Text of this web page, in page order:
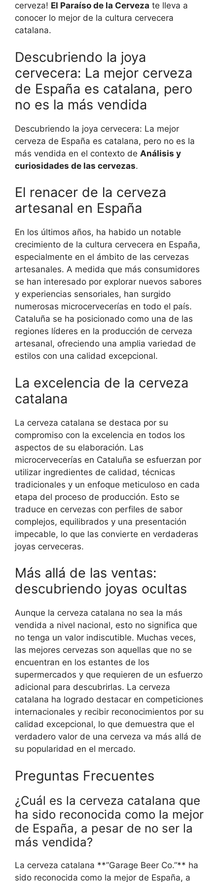
cerveza! El Paraíso de la Cerveza te lleva a
conocer lo mejor de la cultura cervecera
catalana.
Descubriendo la joya
cervecera: La mejor cerveza
de España es catalana, pero
no es la más vendida
Descubriendo la joya cervecera: La mejor
cerveza de España es catalana, pero no es la
más vendida en el contexto de Análisis y
curiosidades de las cervezas.
El renacer de la cerveza
artesanal en España
En los últimos años, ha habido un notable
crecimiento de la cultura cervecera en España,
especialmente en el ámbito de las cervezas
artesanales. A medida que más consumidores
se han interesado por explorar nuevos sabores
y experiencias sensoriales, han surgido
numerosas microcervecerías en todo el país.
Cataluña se ha posicionado como una de las
regiones líderes en la producción de cerveza
artesanal, ofreciendo una amplia variedad de
estilos con una calidad excepcional.
La excelencia de la cerveza
catalana
La cerveza catalana se destaca por su
compromiso con la excelencia en todos los
aspectos de su elaboración. Las
microcervecerías en Cataluña se esfuerzan por
utilizar ingredientes de calidad, técnicas
tradicionales y un enfoque meticuloso en cada
etapa del proceso de producción. Esto se
traduce en cervezas con perfiles de sabor
complejos, equilibrados y una presentación
impecable, lo que las convierte en verdaderas
joyas cerveceras.
Más allá de las ventas:
descubriendo joyas ocultas
Aunque la cerveza catalana no sea la más
vendida a nivel nacional, esto no significa que
no tenga un valor indiscutible. Muchas veces,
las mejores cervezas son aquellas que no se
encuentran en los estantes de los
supermercados y que requieren de un esfuerzo
adicional para descubrirlas. La cerveza
catalana ha logrado destacar en competiciones
internacionales y recibir reconocimientos por su
calidad excepcional, lo que demuestra que el
verdadero valor de una cerveza va más allá de
su popularidad en el mercado.
Preguntas Frecuentes
¿Cuál es la cerveza catalana que
ha sido reconocida como la mejor
de España, a pesar de no ser la
más vendida?
La cerveza catalana **”Garage Beer Co.”** ha
sido reconocida como la mejor de España, a